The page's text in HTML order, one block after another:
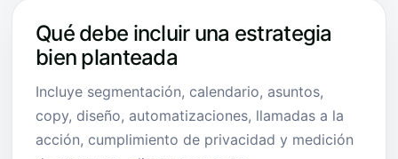
Qué debe incluir una estrategia
bien planteada
Incluye segmentación, calendario, asuntos,
copy, diseño, automatizaciones, llamadas a la
acción, cumplimiento de privacidad y medición